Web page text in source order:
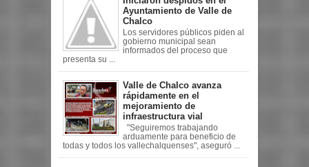
Ayuntamiento de Valle de
Chalco
Los servidores públicos piden al
gobierno municipal sean
informados del proceso que
presenta su ...
Valle de Chalco avanza
rápidamente en el
mejoramiento de
infraestructura vial
"Seguiremos trabajando
arduamente para beneficio de
todas y todos los vallechalquenses", aseguró ...